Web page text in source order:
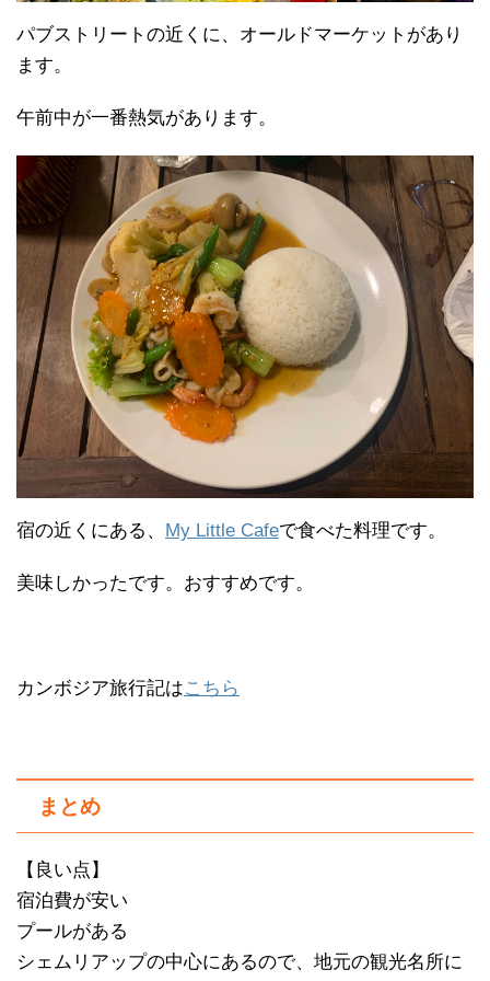
パブストリートの近くに、オールドマーケットがあり
ます。
午前中が一番熱気があります。
宿の近くにある、 My Little Cafeで食べた料理です。
美味しかったです。おすすめです。
カンボジア旅行記はこちら
まとめ
【良い点】
宿泊費が安い
プールがある
シェムリアップの中心にあるので、地元の観光名所に